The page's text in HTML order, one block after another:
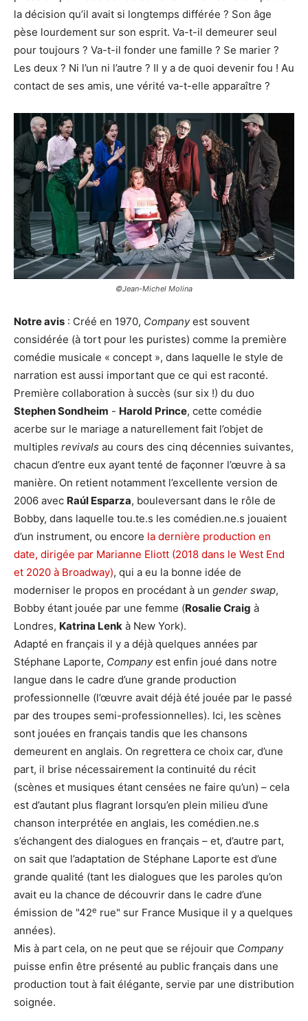
la décision qu’il avait si longtemps différée ? Son âge
pèse lourdement sur son esprit. Va-t-il demeurer seul
pour toujours ? Va-t-il fonder une famille ? Se marier ?
Les deux ? Ni l’un ni l’autre ? Il y a de quoi devenir fou ! Au
contact de ses amis, une vérité va-t-elle apparaître ?
©Jean-Michel Molina
Notre avis : Créé en 1970, Companyest souvent
considérée (à tort pour les puristes) comme la première
comédie musicale « concept », dans laquelle le style de
narration est aussi important que ce qui est raconté.
Première collaboration à succès (sur six !) du duo
Stephen Sondheim - Harold Prince, cette comédie
acerbe sur le mariage a naturellement fait l’objet de
multiples revivals au cours des cinq décennies suivantes,
chacun d’entre eux ayant tenté de façonner l’œuvre à sa
manière. On retient notamment l’excellente version de
2006 avec Raúl Esparza, bouleversant dans le rôle de
Bobby, dans laquelle tou.te.s les comédien.ne.s jouaient
d’un instrument, ou encore la dernière production en
date, dirigée par Marianne Eliott (2018 dans le West End
et 2020 à Broadway), qui a eu la bonne idée de
moderniser le propos en procédant à un gender swap,
Bobby étant jouée par une femme (Rosalie Craig à
Londres, Katrina Lenk à New York).
Adapté en français il y a déjà quelques années par
Stéphane Laporte, Companyest enfin joué dans notre
langue dans le cadre d’une grande production
professionnelle (l’œuvre avait déjà été jouée par le passé
par des troupes semi-professionnelles). Ici, les scènes
sont jouées en français tandis que les chansons
demeurent en anglais. On regrettera ce choix car, d’une
part, il brise nécessairement la continuité du récit
(scènes et musiques étant censées ne faire qu’un) – cela
est d’autant plus flagrant lorsqu’en plein milieu d’une
chanson interprétée en anglais, les comédien.ne.s
s’échangent des dialogues en français – et, d’autre part,
on sait que l’adaptation de Stéphane Laporte est d’une
grande qualité (tant les dialogues que les paroles qu’on
avait eu la chance de découvrir dans le cadre d’une
émission de "42e rue" sur France Musique il y a quelques
années).
Mis à part cela, on ne peut que se réjouir que Company
puisse enfin être présenté au public français dans une
production tout à fait élégante, servie par une distribution
soignée.